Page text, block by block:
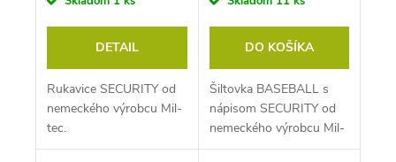
DETAIL
Rukavice SECURITY od
nemeckého výrobcu Mil-
tec.
DO KOŠÍKA
Šiltovka BASEBALL s
nápisom SECURITY od
nemeckého výrobcu Mil-
tec. Farba čierna.